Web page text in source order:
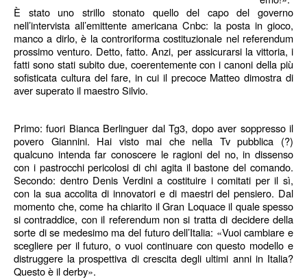
È stato uno strillo stonato quello del capo del governo
nell’intervista all’emittente americana Cnbc: la posta in gioco,
manco a dirlo, è la controriforma costituzionale nel referendum
prossimo venturo. Detto, fatto. Anzi, per assicurarsi la vittoria, i
fatti sono stati subito due, coerentemente con i canoni della più
sofisticata cultura del fare, in cui il precoce Matteo dimostra di
aver superato il maestro Silvio.
Primo: fuori Bianca Berlinguer dal Tg3, dopo aver soppresso il
povero Giannini. Hai visto mai che nella Tv pubblica (?)
qualcuno intenda far conoscere le ragioni del no, in dissenso
con i pastrocchi pericolosi di chi agita il bastone del comando.
Secondo: dentro Denis Verdini a costituire i comitati per il sì,
con la sua accolita di innovatori e di maestri del pensiero. Dal
momento che, come ha chiarito il Gran Loquace il quale spesso
si contraddice, con il referendum non si tratta di decidere della
sorte di se medesimo ma del futuro dell’Italia: «Vuoi cambiare e
scegliere per il futuro, o vuoi continuare con questo modello e
distruggere la prospettiva di crescita degli ultimi anni in Italia?
Questo è il derby».